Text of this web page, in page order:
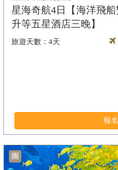
星海奇航4日【海洋飛船
升等五星酒店三晚】
4天
報名
團